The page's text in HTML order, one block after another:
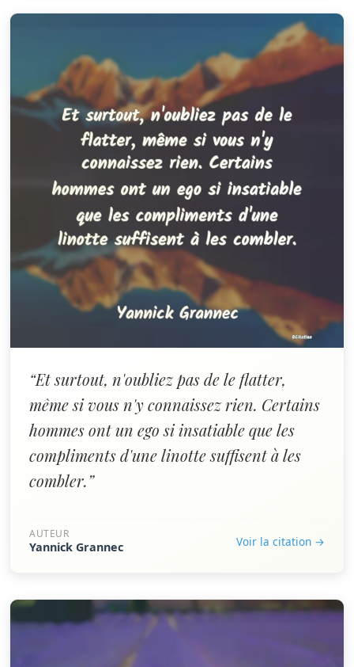
“Et surtout, n'oubliez pas de le flatter,
même si vous n'y connaissez rien. Certains
hommes ont un ego si insatiable que les
compliments d'une linotte suffisent à les
combler.”
AUTEUR
Yannick Grannec Voir la citation →